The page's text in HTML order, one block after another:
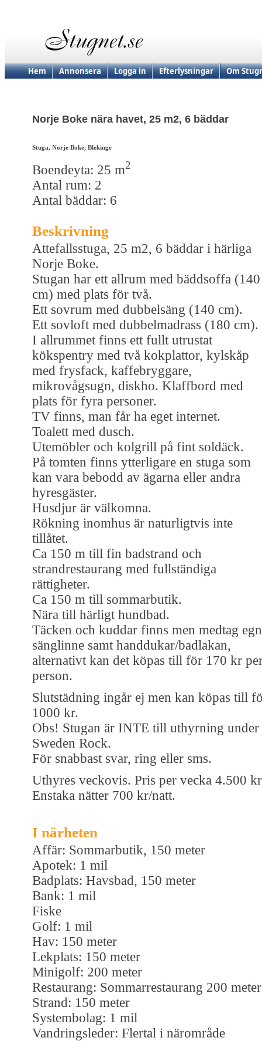
Hem Annonsera Logga in Efterlysningar Om
Norje Boke nära havet, 25 m2, 6 bäddar
Stuga, Norje Boke, Blekinge
Boendeyta: 25 m2
Antal rum: 2
Antal bäddar: 6
Beskrivning
Attefallsstuga, 25 m2, 6 bäddar i härliga
Norje Boke.
Stugan har ett allrum med bäddsoffa (140
cm) med plats för två.
Ett sovrum med dubbelsäng (140 cm).
Ett sovloft med dubbelmadrass (180 cm).
I allrummet finns ett fullt utrustat
kökspentry med två kokplattor, kylskåp
med frysfack, kaffebryggare,
mikrovågsugn, diskho. Klaffbord med
plats för fyra personer.
TV finns, man får ha eget internet.
Toalett med dusch.
Utemöbler och kolgrill på fint soldäck.
På tomten finns ytterligare en stuga som
kan vara bebodd av ägarna eller andra
hyresgäster.
Husdjur är välkomna.
Rökning inomhus är naturligtvis inte
tillåtet.
Ca 150 m till fin badstrand och
strandrestaurang med fullständiga
rättigheter.
Ca 150 m till sommarbutik.
Nära till härligt hundbad.
Täcken och kuddar finns men medtag
sänglinne samt handdukar/badlakan,
alternativt kan det köpas till för 170 kr
person.
Slutstädning ingår ej men kan köpas till
1000 kr.
Obs! Stugan är INTE till uthyrning under
Sweden Rock.
För snabbast svar, ring eller sms.
Uthyres veckovis. Pris per vecka 4.500
Enstaka nätter 700 kr/natt.
I närheten
Affär: Sommarbutik, 150 meter
Apotek: 1 mil
Badplats: Havsbad, 150 meter
Bank: 1 mil
Fiske
Golf: 1 mil
Hav: 150 meter
Lekplats: 150 meter
Minigolf: 200 meter
Restaurang: Sommarrestaurang 200 meter
Strand: 150 meter
Systembolag: 1 mil
Vandringsleder: Flertal i närområde